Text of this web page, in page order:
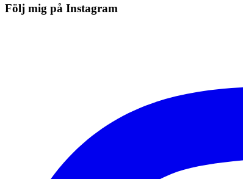
Följ mig på Instagram